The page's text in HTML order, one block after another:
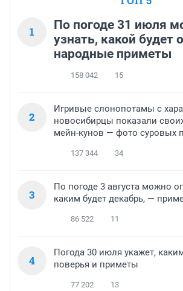
1
По погоде 31 июля
узнать, какой будет
народные приметы
158 042 15
2
Игривые слонопотамы с
новосибирцы показали
мейн-кунов — фото суровых
137 344 34
3
По погоде 3 августа можно
каким будет декабрь, —
86 522 11
4
Погода 30 июля укажет,
поверья и приметы
77 202 13